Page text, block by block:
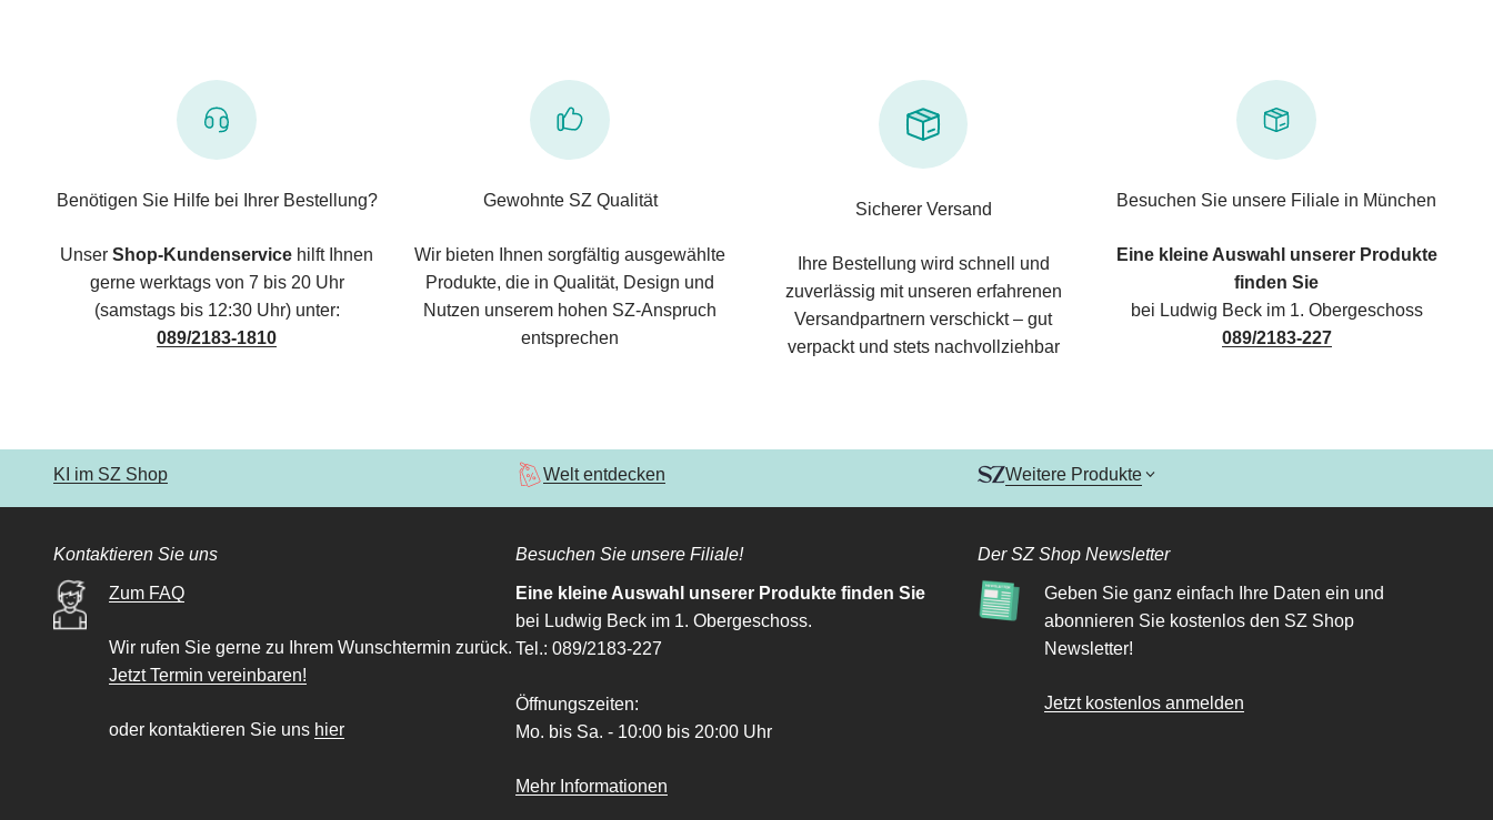
Benötigen Sie Hilfe bei Ihrer Bestellung?
Unser Shop-Kundenservice hilft Ihnen
gerne werktags von 7 bis 20 Uhr
(samstags bis 12:30 Uhr) unter:
089/2183-1810
Gewohnte SZ Qualität
Wir bieten Ihnen sorgfältig ausgewählte
Produkte, die in Qualität, Design und
Nutzen unserem hohen SZ-Anspruch
entsprechen
Sicherer Versand
Ihre Bestellung wird schnell und
zuverlässig mit unseren erfahrenen
Versandpartnern verschickt – gut
verpackt und stets nachvollziehbar
Besuchen Sie unsere Filiale in München
Eine kleine Auswahl unserer Produkte
finden Sie
bei Ludwig Beck im 1. Obergeschoss
089/2183-227
KI im SZ Shop Welt entdecken Weitere Produkte
Kontaktieren Sie uns
Zum FAQ
Wir rufen Sie gerne zu Ihrem Wunschtermin zurück.
Jetzt Termin vereinbaren!
oder kontaktieren Sie uns hier
Besuchen Sie unsere Filiale!
Eine kleine Auswahl unserer Produkte finden Sie
bei Ludwig Beck im 1. Obergeschoss.
Tel.: 089/2183-227
Öffnungszeiten:
Mo. bis Sa. - 10:00 bis 20:00 Uhr
Mehr Informationen
Der SZ Shop Newsletter
Geben Sie ganz einfach Ihre Daten ein und
abonnieren Sie kostenlos den SZ Shop
Newsletter!
Jetzt kostenlos anmelden